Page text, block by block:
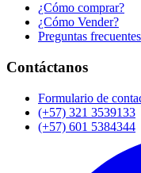
¿Cómo comprar?
¿Cómo Vender?
Preguntas frecuentes
Contáctanos
Formulario de
(+57) 321 3539133
(+57) 601 5384344